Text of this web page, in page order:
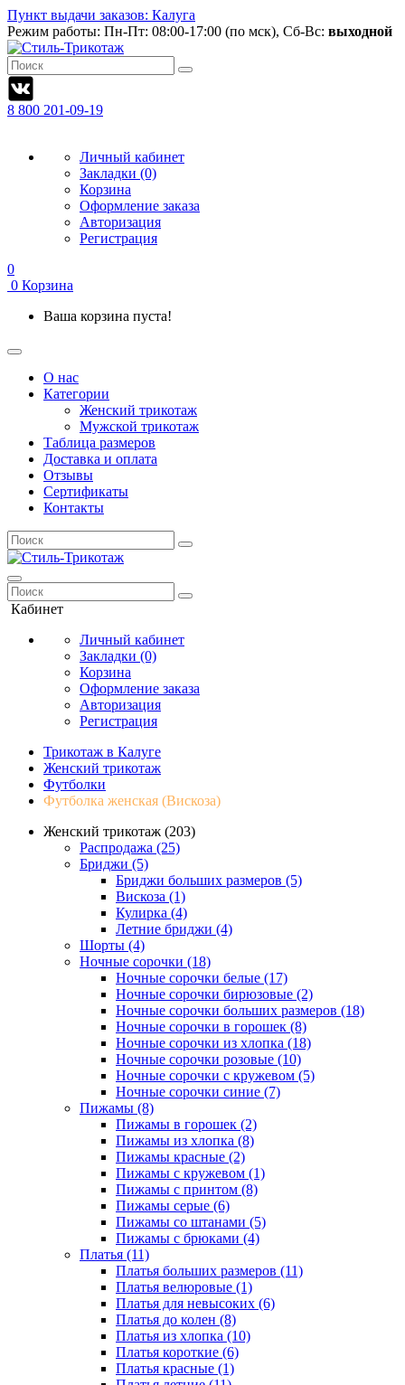
Пункт выдачи заказов: Калуга
Режим работы: Пн-Пт: 08:00-17:00 (по мск), Сб-Вс: выходной
8 800 201-09-19
Личный кабинет
Закладки (0)
Корзина
Оформление заказа
Авторизация
Регистрация
0
0 Корзина
Ваша корзина пуста!
О нас
Категории
Женский трикотаж
Мужской трикотаж
Таблица размеров
Доставка и оплата
Отзывы
Сертификаты
Контакты
Кабинет
Личный кабинет
Закладки (0)
Корзина
Оформление заказа
Авторизация
Регистрация
Трикотаж в Калуге
Женский трикотаж
Футболки
Футболка женская (Вискоза)
Женский трикотаж (203)
Распродажа (25)
Бриджи (5)
Бриджи больших размеров (5)
Вискоза (1)
Кулирка (4)
Летние бриджи (4)
Шорты (4)
Ночные сорочки (18)
Ночные сорочки белые (17)
Ночные сорочки бирюзовые (2)
Ночные сорочки больших размеров (18)
Ночные сорочки в горошек (8)
Ночные сорочки из хлопка (18)
Ночные сорочки розовые (10)
Ночные сорочки с кружевом (5)
Ночные сорочки синие (7)
Пижамы (8)
Пижамы в горошек (2)
Пижамы из хлопка (8)
Пижамы красные (2)
Пижамы с кружевом (1)
Пижамы с принтом (8)
Пижамы серые (6)
Пижамы со штанами (5)
Пижамы с брюками (4)
Платья (11)
Платья больших размеров (11)
Платья велюровые (1)
Платья для невысоких (6)
Платья до колен (8)
Платья из хлопка (10)
Платья короткие (6)
Платья красные (1)